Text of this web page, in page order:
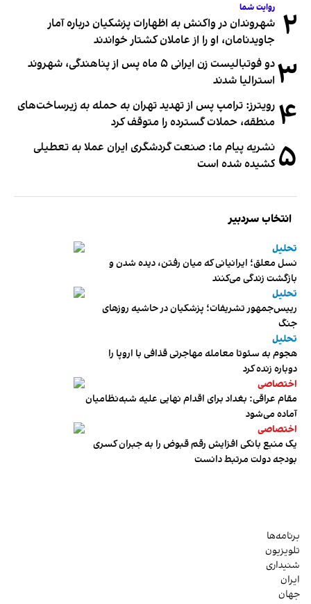
۲ روایت شما
شهروندان در واکنش به اظهارات پزشکیان درباره آمار
جاویدنامان، او را از عاملان کشتار خواندند
۳
دو فوتبالیست زن ایرانی ۵ ماه پس از پناهندگی، شهروند
استرالیا شدند
۴ رویترز: ترامپ پس از تهدید تهران به حمله به زیرساخت‌های
منطقه، حملات گسترده را متوقف کرد
۵ نشریه پیام ما: صنعت گردشگری ایران عملا به تعطیلی
کشیده شده است
انتخاب سردبیر
تحلیل
نسل معلق؛ ایرانیانی که میان رفتن، دیده شدن و
بازگشت زندگی می‌کنند
تحلیل
رییس‌جمهور تشریفات؛ پزشکیان در حاشیه روزهای
جنگ
تحلیل
هجوم به سئوتا معامله مهاجرتی قذافی با اروپا را
دوباره زنده کرد
اختصاصی
مقام عراقی: بغداد برای اقدام نهایی علیه شبه‌نظامیان
آماده می‌شود
اختصاصی
یک منبع بانکی افزایش رقم قبوض را به جبران کسری
بودجه دولت مرتبط دانست
برنامه‌ها
تلویزیون
شنیداری
ایران
جهان